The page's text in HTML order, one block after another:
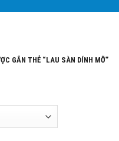
GẮN THẺ “LAU SÀN DÍNH MỠ”